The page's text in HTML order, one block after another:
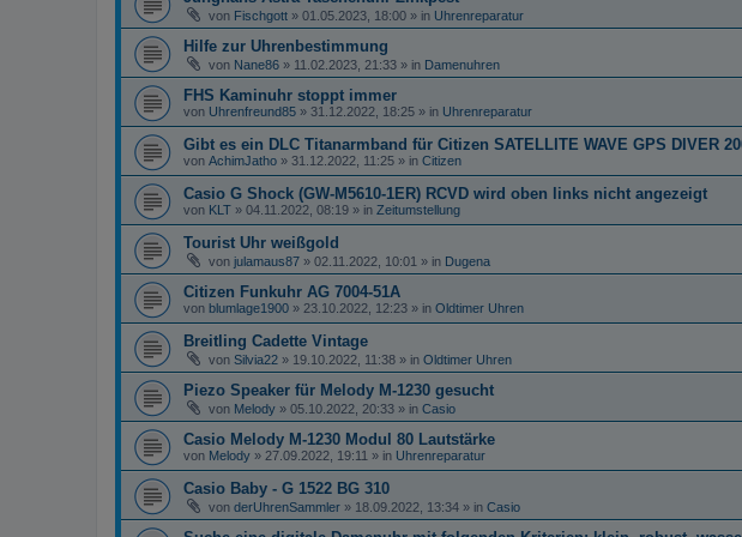
von Fischgott » 01.05.2023, 18:00 » in Uhrenreparatur
Hilfe zur Uhrenbestimmung
von Nane86 » 11.02.2023, 21:33 » in Damenuhren
FHS Kaminuhr stoppt immer
von Uhrenfreund85 » 31.12.2022, 18:25 » in Uhrenreparatur
Gibt es ein DLC Titanarmband für Citizen SATELLITE WAVE GPS DIVER
von AchimJatho » 31.12.2022, 11:25 » in Citizen
Casio G Shock (GW-M5610-1ER) RCVD wird oben links nicht angezeigt
von KLT » 04.11.2022, 08:19 » in Zeitumstellung
Tourist Uhr weißgold
von julamaus87 » 02.11.2022, 10:01 » in Dugena
Citizen Funkuhr AG 7004-51A
von blumlage1900 » 23.10.2022, 12:23 » in Oldtimer Uhren
Breitling Cadette Vintage
von Silvia22 » 19.10.2022, 11:38 » in Oldtimer Uhren
Piezo Speaker für Melody M-1230 gesucht
von Melody » 05.10.2022, 20:33 » in Casio
Casio Melody M-1230 Modul 80 Lautstärke
von Melody » 27.09.2022, 19:11 » in Uhrenreparatur
Casio Baby - G 1522 BG 310
von derUhrenSammler » 18.09.2022, 13:34 » in Casio